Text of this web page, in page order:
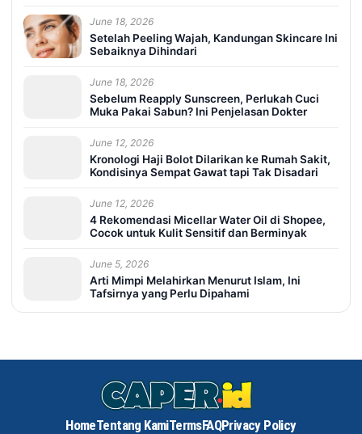
June 18, 2026
Setelah Peeling Wajah, Kandungan Skincare Ini
Sebaiknya Dihindari
June 18, 2026
Sebelum Reapply Sunscreen, Perlukah Cuci
Muka Pakai Sabun? Ini Penjelasan Dokter
June 12, 2026
Kronologi Haji Bolot Dilarikan ke Rumah Sakit,
Kondisinya Sempat Gawat tapi Tak Disadari
June 12, 2026
4 Rekomendasi Micellar Water Oil di Shopee,
Cocok untuk Kulit Sensitif dan Berminyak
June 5, 2026
Arti Mimpi Melahirkan Menurut Islam, Ini
Tafsirnya yang Perlu Dipahami
HomeTentang KamiTermsFAQPrivacy Policy